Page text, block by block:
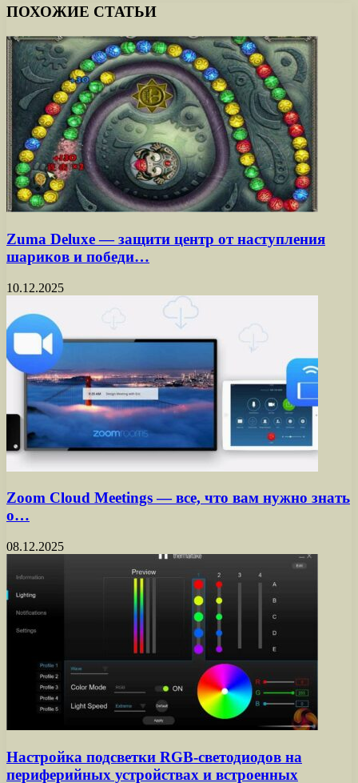
ПОХОЖИЕ СТАТЬИ
Zuma Deluxe — защити центр от наступления
шариков и победи…
10.12.2025
Zoom Cloud Meetings — все, что вам нужно знать
о…
08.12.2025
Настройка подсветки RGB-светодиодов на
периферийных устройствах и встроенных